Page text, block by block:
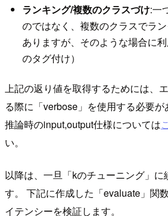
ランキング/複数のクラスづけ:一
のではなく、複数のクラスでラ
ありますが、そのような場合に
のタグ付け）
上記の返り値を取得するためには、
る際に「verbose」を使用する必要が
推論時のinput,output仕様については
い。
以降は、一旦「kのチューニング」に
す。 下記に作成した「evaluate」関
イテンシーを検証します。